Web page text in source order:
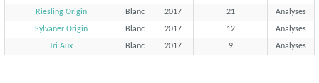
Riesling Origin
Blanc 2017 21
Analyses
Sylvaner Origin
Blanc 2017 12
Analyses
Tri Aux
Blanc 2017 9 Analyses